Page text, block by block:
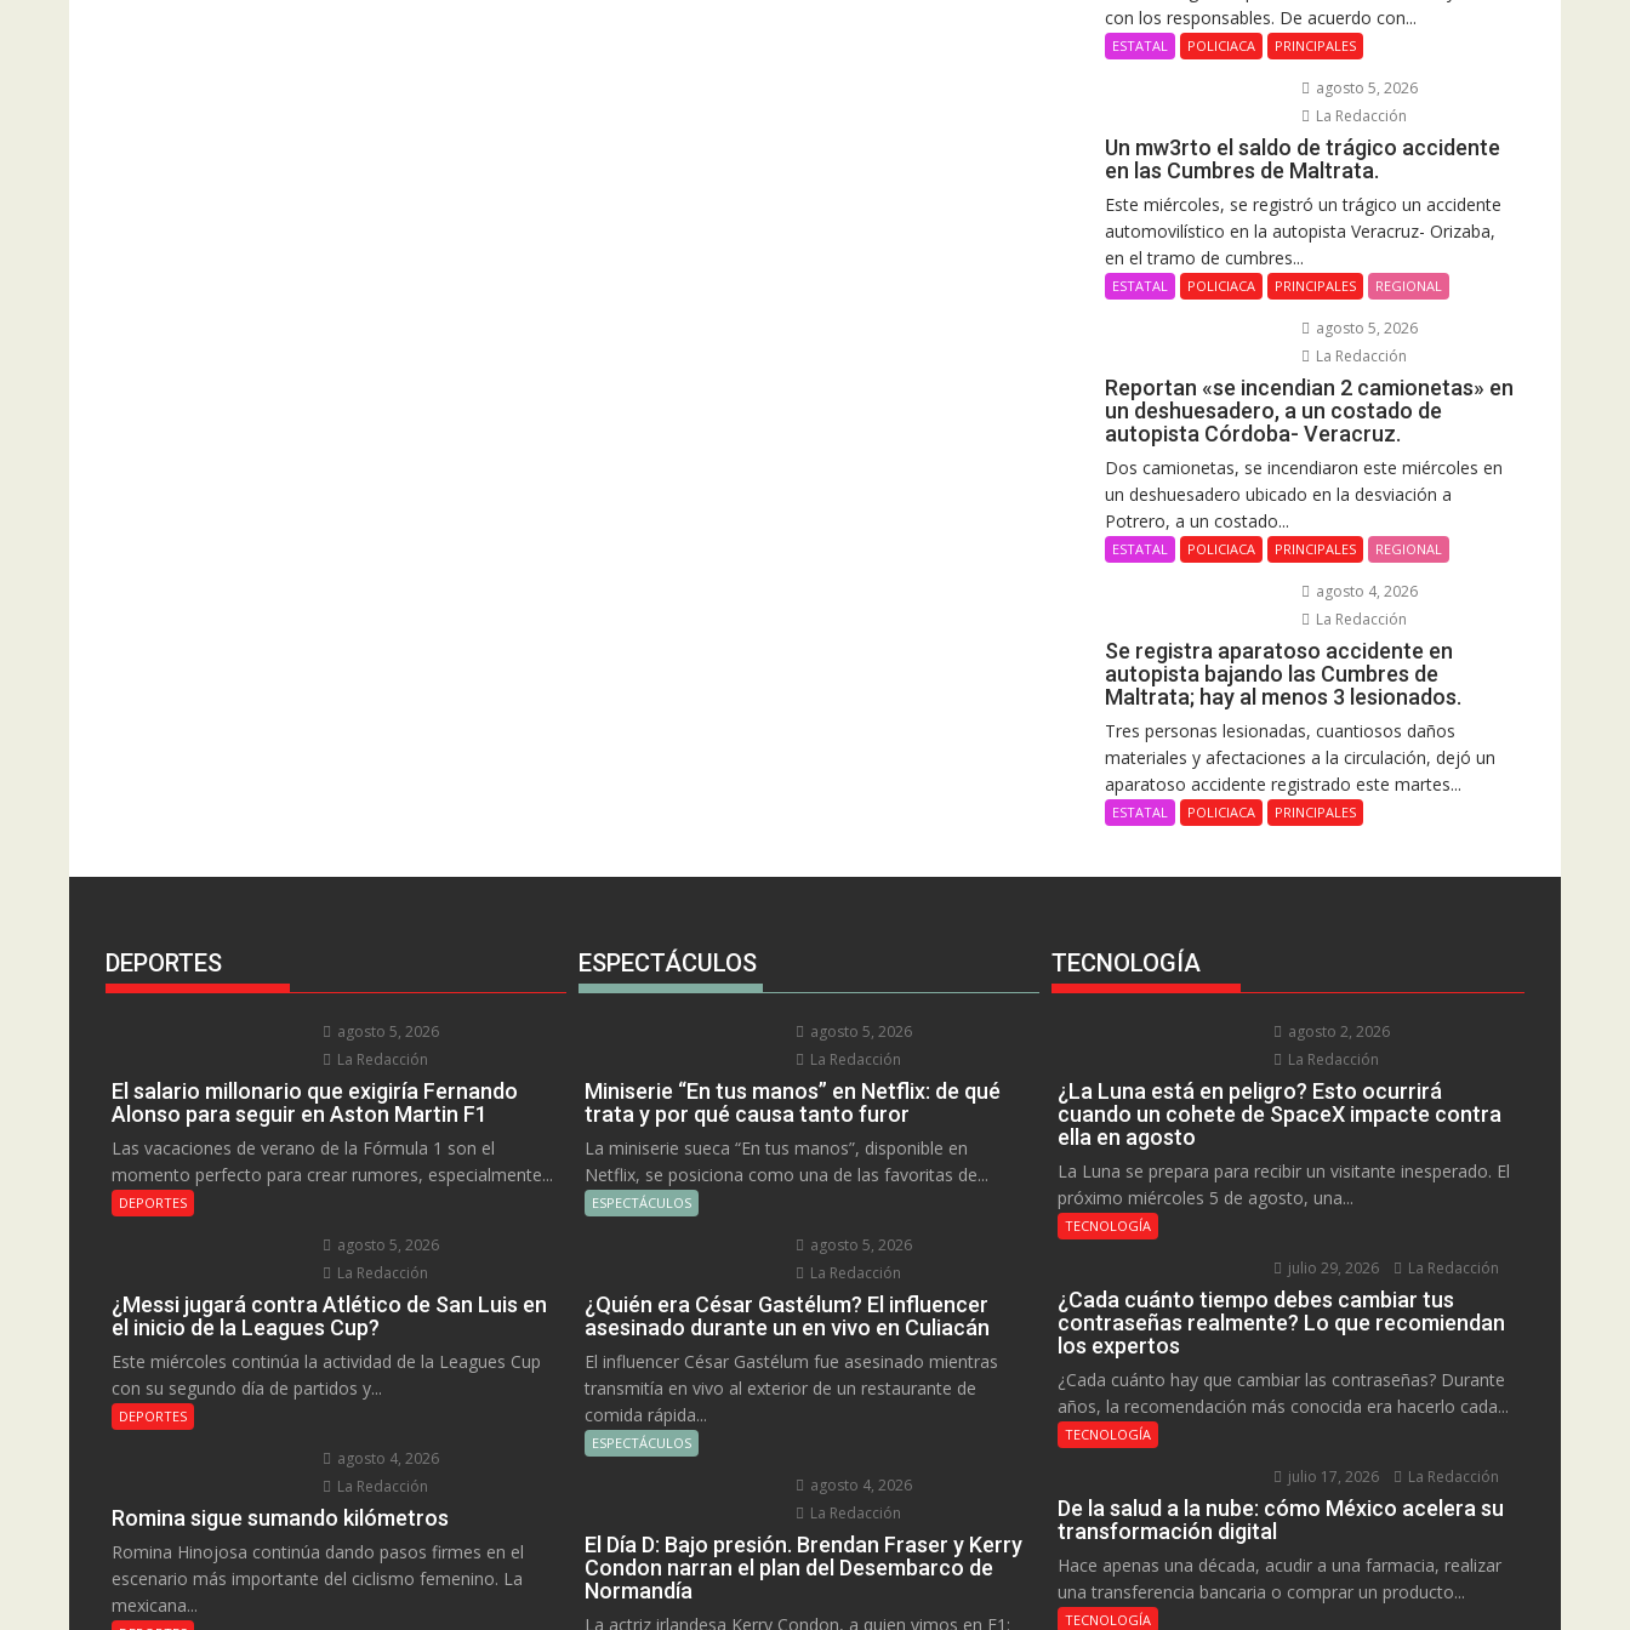
con los responsables. De acuerdo con...
ESTATAL POLICIACA PRINCIPALES
agosto 5, 2026
La Redacción
Un mw3rto el saldo de trágico accidente
en las Cumbres de Maltrata.
Este miércoles, se registró un trágico un accidente
automovilístico en la autopista Veracruz- Orizaba,
en el tramo de cumbres...
ESTATAL POLICIACA PRINCIPALES REGIONAL
agosto 5, 2026
La Redacción
Reportan «se incendian 2 camionetas» en
un deshuesadero, a un costado de
autopista Córdoba- Veracruz.
Dos camionetas, se incendiaron este miércoles en
un deshuesadero ubicado en la desviación a
Potrero, a un costado...
ESTATAL POLICIACA PRINCIPALES REGIONAL
agosto 4, 2026
La Redacción
Se registra aparatoso accidente en
autopista bajando las Cumbres de
Maltrata; hay al menos 3 lesionados.
Tres personas lesionadas, cuantiosos daños
materiales y afectaciones a la circulación, dejó un
aparatoso accidente registrado este martes...
ESTATAL POLICIACA PRINCIPALES
DEPORTES
agosto 5, 2026
La Redacción
El salario millonario que exigiría Fernando
Alonso para seguir en Aston Martin F1
Las vacaciones de verano de la Fórmula 1 son el
momento perfecto para crear rumores, especialmente...
DEPORTES
agosto 5, 2026
La Redacción
¿Messi jugará contra Atlético de San Luis en
el inicio de la Leagues Cup?
Este miércoles continúa la actividad de la Leagues Cup
con su segundo día de partidos y...
DEPORTES
agosto 4, 2026
La Redacción
Romina sigue sumando kilómetros
Romina Hinojosa continúa dando pasos firmes en el
escenario más importante del ciclismo femenino. La
mexicana...
ESPECTÁCULOS
agosto 5, 2026
La Redacción
Miniserie “En tus manos” en Netflix: de qué
trata y por qué causa tanto furor
La miniserie sueca “En tus manos”, disponible en
Netflix, se posiciona como una de las favoritas de...
ESPECTÁCULOS
agosto 5, 2026
La Redacción
¿Quién era César Gastélum? El influencer
asesinado durante un en vivo en Culiacán
El influencer César Gastélum fue asesinado mientras
transmitía en vivo al exterior de un restaurante de
comida rápida...
ESPECTÁCULOS
agosto 4, 2026
La Redacción
El Día D: Bajo presión. Brendan Fraser y Kerry
Condon narran el plan del Desembarco de
Normandía
La actriz irlandesa Kerry Condon, a quien vimos en F1:
TECNOLOGÍA
agosto 2, 2026
La Redacción
¿La Luna está en peligro? Esto ocurrirá
cuando un cohete de SpaceX impacte contra
ella en agosto
La Luna se prepara para recibir un visitante inesperado. El
próximo miércoles 5 de agosto, una...
TECNOLOGÍA
julio 29, 2026 La Redacción
¿Cada cuánto tiempo debes cambiar tus
contraseñas realmente? Lo que recomiendan
los expertos
¿Cada cuánto hay que cambiar las contraseñas? Durante
años, la recomendación más conocida era hacerlo cada...
TECNOLOGÍA
julio 17, 2026 La Redacción
De la salud a la nube: cómo México acelera su
transformación digital
Hace apenas una década, acudir a una farmacia, realizar
una transferencia bancaria o comprar un producto...
TECNOLOGÍA